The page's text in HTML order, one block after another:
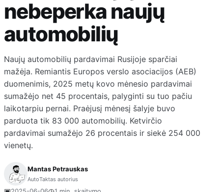
nebeperka naujų
automobilių
Naujų automobilių pardavimai Rusijoje sparčiai
mažėja. Remiantis Europos verslo asociacijos (AEB)
duomenimis, 2025 metų kovo mėnesio pardavimai
sumažėjo net 45 procentais, palyginti su tuo pačiu
laikotarpiu pernai. Praėjusį mėnesį šalyje buvo
parduota tik 83 000 automobilių. Ketvirčio
pardavimai sumažėjo 26 procentais ir siekė 254 000
vienetų.
Mantas Petrauskas
AutoTaktas autorius